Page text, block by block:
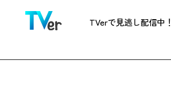
TVerで見逃し配信中！